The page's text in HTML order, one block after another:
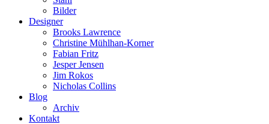
Bilder
Designer
Brooks Lawrence
Christine Mühlhan-Korner
Fabian Fritz
Jesper Jensen
Jim Rokos
Nicholas Collins
Blog
Archiv
Kontakt